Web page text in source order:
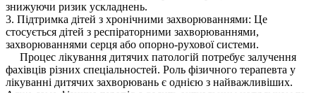
знижуючи ризик ускладнень.
3. Підтримка дітей з хронічними захворюваннями: Це
стосується дітей з респіраторними захворюваннями,
захворюваннями серця або опорно-рухової системи.
Процес лікування дитячих патологій потребує залучення
фахівців різних спеціальностей. Роль фізичного терапевта у
лікуванні дитячих захворювань є однією з найважливіших.